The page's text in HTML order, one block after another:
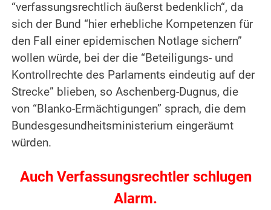
“verfassungsrechtlich äußerst bedenklich“, da
sich der Bund “hier erhebliche Kompetenzen für
den Fall einer epidemischen Notlage sichern”
wollen würde, bei der die “Beteiligungs- und
Kontrollrechte des Parlaments eindeutig auf der
Strecke” blieben, so Aschenberg-Dugnus, die
von “Blanko-Ermächtigungen” sprach, die dem
Bundesgesundheitsministerium eingeräumt
würden.
Auch Verfassungsrechtler schlugen
Alarm.